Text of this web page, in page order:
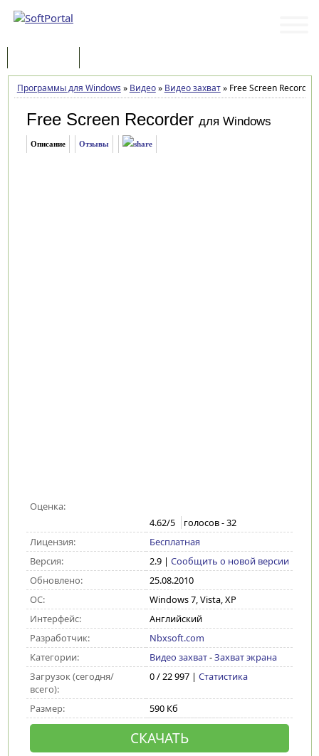
Программы для Windows » Видео» Видео захват»Free Screen Recorder
Free Screen Recorder для Windows
Описание Отзывы
Оценка:
4.62/5 голосов -32
Лицензия:
Бесплатная
Версия:
2.9| Сообщить о новой версии
Обновлено:
25.08.2010
ОС:
Windows 7, Vista, XP
Интерфейс:
Английский
Разработчик:
Nbxsoft.com
Категории:
Видео захват-Захват экрана
Загрузок (сегодня/
всего):
0 / 22 997 | Статистика
Размер: 590 Кб
СКАЧАТЬ